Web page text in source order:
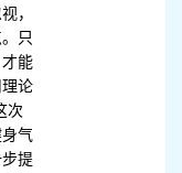
，
只
能
论
次
气
提